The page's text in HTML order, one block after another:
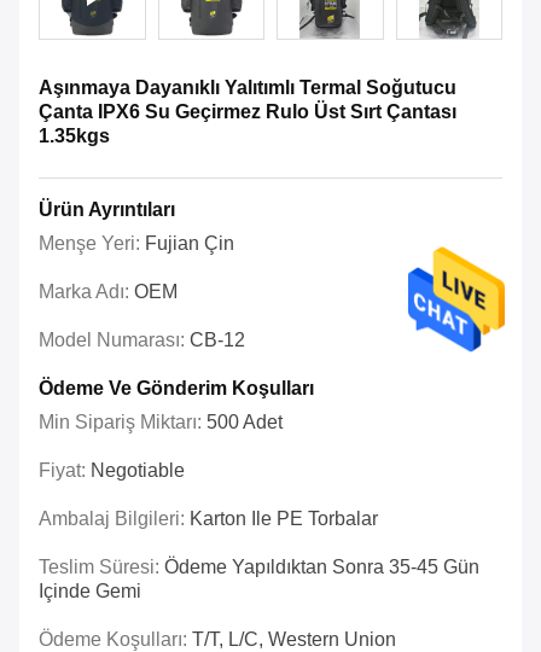
Aşınmaya Dayanıklı Yalıtımlı Termal Soğutucu
Çanta IPX6 Su Geçirmez Rulo Üst Sırt Çantası
1.35kgs
Ürün Ayrıntıları
Menşe Yeri: Fujian Çin
Marka Adı: OEM
Model Numarası: CB-12
Ödeme Ve Gönderim Koşulları
Min Sipariş Miktarı: 500 Adet
Fiyat: Negotiable
Ambalaj Bilgileri: Karton Ile PE Torbalar
Teslim Süresi: Ödeme Yapıldıktan Sonra 35-45 Gün
Içinde Gemi
Ödeme Koşulları: T/T, L/C, Western Union